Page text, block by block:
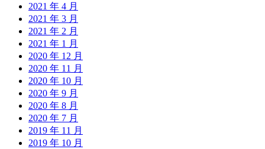
2021 年 4 月
2021 年 3 月
2021 年 2 月
2021 年 1 月
2020 年 12 月
2020 年 11 月
2020 年 10 月
2020 年 9 月
2020 年 8 月
2020 年 7 月
2019 年 11 月
2019 年 10 月